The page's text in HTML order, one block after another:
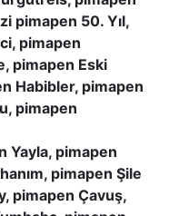
pimapen 50. Yıl,
pimapen
pimapen Eski
Habibler, pimapen
pimapen
Yayla, pimapen
pimapen Şile
pimapen Çavuş,